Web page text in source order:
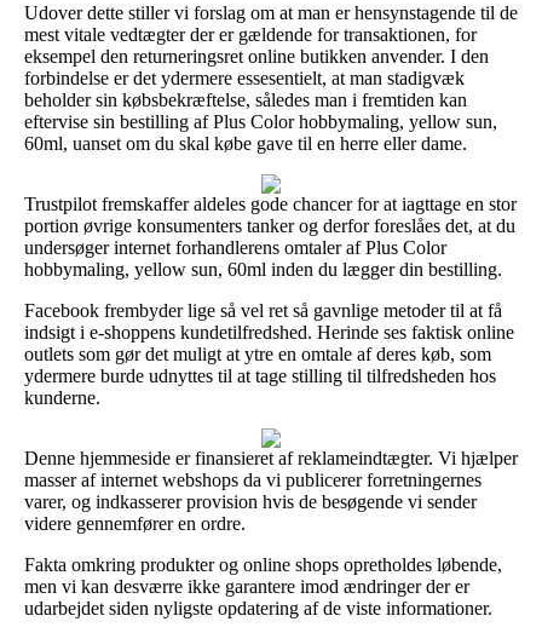
Udover dette stiller vi forslag om at man er hensynstagende til de
mest vitale vedtægter der er gældende for transaktionen, for
eksempel den returneringsret online butikken anvender. I den
forbindelse er det ydermere essesentielt, at man stadigvæk
beholder sin købsbekræftelse, således man i fremtiden kan
eftervise sin bestilling af Plus Color hobbymaling, yellow sun,
60ml, uanset om du skal købe gave til en herre eller dame.
Trustpilot fremskaffer aldeles gode chancer for at iagttage en stor
portion øvrige konsumenters tanker og derfor foreslåes det, at du
undersøger internet forhandlerens omtaler af Plus Color
hobbymaling, yellow sun, 60ml inden du lægger din bestilling.
Facebook frembyder lige så vel ret så gavnlige metoder til at få
indsigt i e-shoppens kundetilfredshed. Herinde ses faktisk online
outlets som gør det muligt at ytre en omtale af deres køb, som
ydermere burde udnyttes til at tage stilling til tilfredsheden hos
kunderne.
Denne hjemmeside er finansieret af reklameindtægter. Vi hjælper
masser af internet webshops da vi publicerer forretningernes
varer, og indkasserer provision hvis de besøgende vi sender
videre gennemfører en ordre.
Fakta omkring produkter og online shops opretholdes løbende,
men vi kan desværre ikke garantere imod ændringer der er
udarbejdet siden nyligste opdatering af de viste informationer.